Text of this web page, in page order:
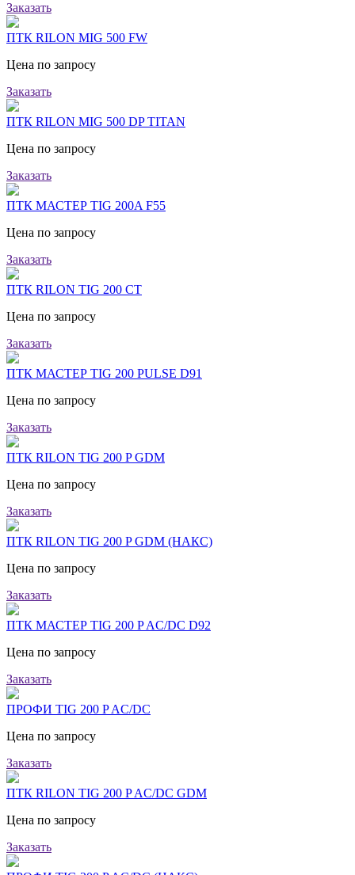
Заказать
ПТК RILON MIG 500 FW
Цена по запросу
Заказать
ПТК RILON MIG 500 DP TITAN
Цена по запросу
Заказать
ПТК МАСТЕР TIG 200A F55
Цена по запросу
Заказать
ПТК RILON TIG 200 CT
Цена по запросу
Заказать
ПТК МАСТЕР TIG 200 PULSE D91
Цена по запросу
Заказать
ПТК RILON TIG 200 P GDM
Цена по запросу
Заказать
ПТК RILON TIG 200 P GDM (НАКС)
Цена по запросу
Заказать
ПТК МАСТЕР TIG 200 P AC/DC D92
Цена по запросу
Заказать
ПРОФИ TIG 200 P AC/DC
Цена по запросу
Заказать
ПТК RILON TIG 200 P AC/DC GDM
Цена по запросу
Заказать